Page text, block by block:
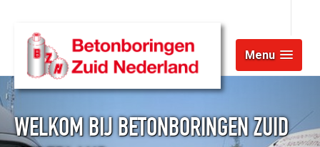
Menu
WELKOM BIJ BETONBORINGEN ZUID